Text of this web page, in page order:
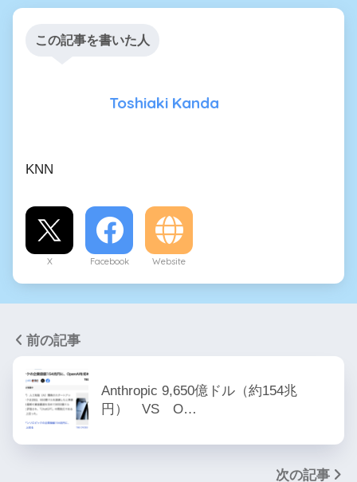
この記事を書いた人
Toshiaki Kanda
KNN
X Facebook Website
前の記事
Anthropic 9,650億ドル（約154兆
円） VS O…
次の記事